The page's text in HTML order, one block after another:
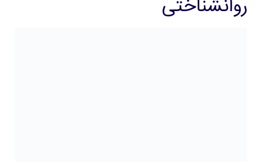
روانشناختی